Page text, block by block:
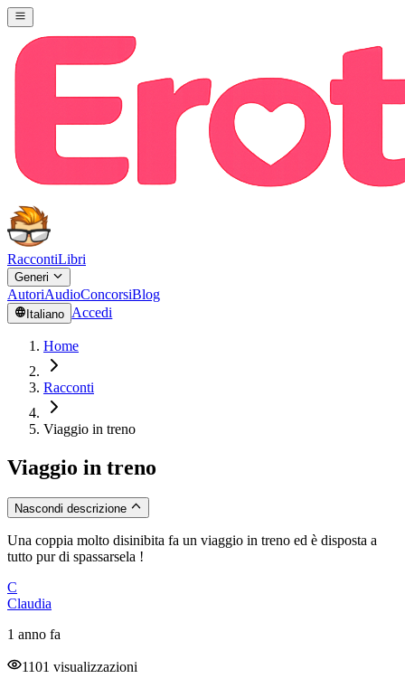
RaccontiLibri
Generi
AutoriAudioConcorsiBlog
Italiano Accedi
Home
Racconti
Viaggio in treno
Viaggio in treno
Nascondi descrizione
Una coppia molto disinibita fa un viaggio in treno ed è disposta a
tutto pur di spassarsela !
C
Claudia
1 anno fa
1101 visualizzazioni